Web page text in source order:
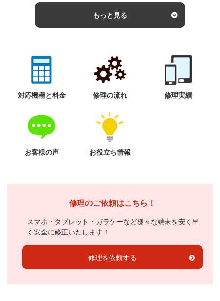
もっと見る
対応機種と料金 修理の流れ 修理実績
お客様の声 お役立ち情報
修理のご依頼はこちら！
スマホ・タブレット・ガラケーなど様々な端末を安く早
く安全に修正いたします！
修理を依頼する